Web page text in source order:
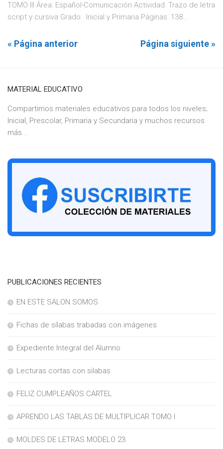
TOMO III Área: Español-Comunicación Actividad: Trazo de letra
script y cursiva Grado: Inicial y Primaria Páginas: 138...
« Página anterior Página siguiente »
MATERIAL EDUCATIVO
Compartimos materiales educativos para todos los niveles;
Inicial, Prescolar, Primaria y Secundaria y muchos recursos
más...
PUBLICACIONES RECIENTES
EN ESTE SALON SOMOS
Fichas de sílabas trabadas con imágenes
Expediente Integral del Alumno
Lecturas cortas con silabas
FELIZ CUMPLEAÑOS CARTEL
APRENDO LAS TABLAS DE MULTIPLICAR TOMO I
MOLDES DE LETRAS MODELO 23